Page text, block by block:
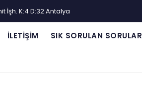
İşh. K:4 D:32 Antalya
İLETIŞIM SIK SORULAN SORULAR